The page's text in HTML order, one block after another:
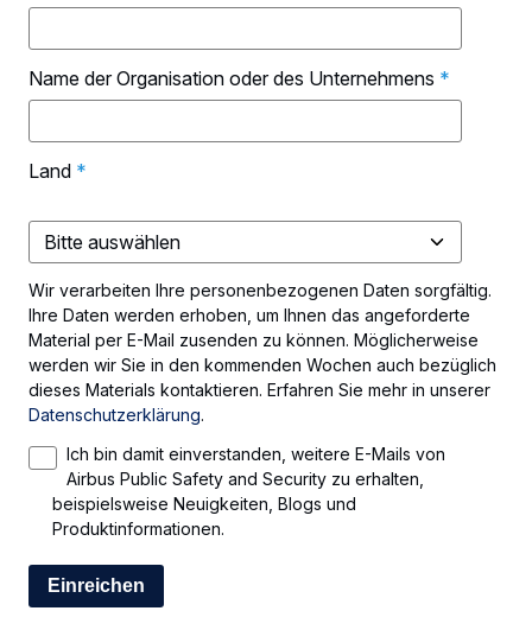
Name der Organisation oder des Unternehmens *
Land *
Wir verarbeiten Ihre personenbezogenen Daten sorgfältig.
Ihre Daten werden erhoben, um Ihnen das angeforderte
Material per E-Mail zusenden zu können. Möglicherweise
werden wir Sie in den kommenden Wochen auch bezüglich
dieses Materials kontaktieren. Erfahren Sie mehr in unserer
Datenschutzerklärung.
Ich bin damit einverstanden, weitere E-Mails von
Airbus Public Safety and Security zu erhalten,
beispielsweise Neuigkeiten, Blogs und
Produktinformationen.